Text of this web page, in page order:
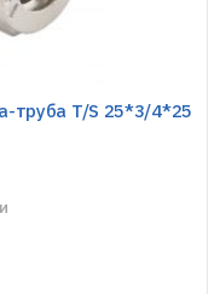
труба T/S 25*3/4*25